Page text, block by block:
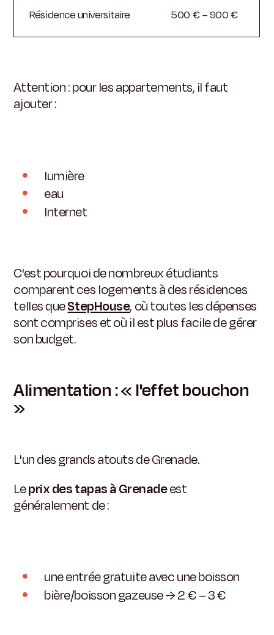
Résidence universitaire 500 € – 900 €
Attention : pour les appartements, il faut
ajouter :
lumière
eau
Internet
C'est pourquoi de nombreux étudiants
comparent ces logements à des résidences
telles queStepHouse, où toutes les dépenses
sont comprises et où il est plus facile de gérer
son budget.
Alimentation : « l'effet bouchon
»
L'un des grands atouts de Grenade.
Leprix des tapas à Grenadeest
généralement de :
une entrée gratuite avec une boisson
bière/boisson gazeuse → 2 € – 3 €